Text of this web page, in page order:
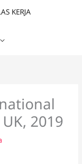
KERJA
2019